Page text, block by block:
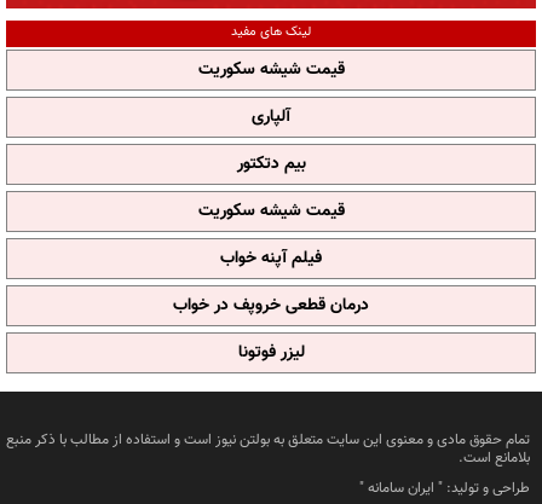
لینک های مفید
قیمت شیشه سکوریت
آلپاری
بیم دتکتور
قیمت شیشه سکوریت
فیلم آپنه خواب
درمان قطعی خروپف در خواب
لیزر فوتونا
تمام حقوق مادی و معنوی این سایت متعلق به بولتن نیوز است و استفاده از مطالب با ذکر منبع
بلامانع است.
طراحی و تولید: " ایران سامانه"